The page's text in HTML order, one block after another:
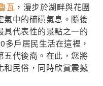
瓦 ，漫步於湖畔與花團
中的硫磺氣息。隨後
代表性的景點之一的
多戶居民生活在這裡，
五代後裔。在此，您將
和民俗，同時欣賞震撼